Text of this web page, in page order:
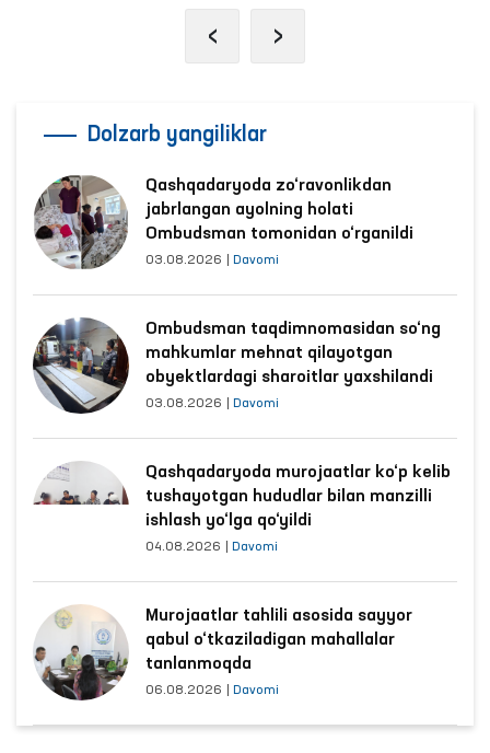
‹ ›
Dolzarb yangiliklar
Qashqadaryoda zo‘ravonlikdan
jabrlangan ayolning holati
Ombudsman tomonidan o‘rganildi
03.08.2026 Davomi
Ombudsman taqdimnomasidan so‘ng
mahkumlar mehnat qilayotgan
obyektlardagi sharoitlar yaxshilandi
03.08.2026 Davomi
Qashqadaryoda murojaatlar ko‘p kelib
tushayotgan hududlar bilan manzilli
ishlash yo‘lga qo‘yildi
04.08.2026 Davomi
Murojaatlar tahlili asosida sayyor
qabul o‘tkaziladigan mahallalar
tanlanmoqda
06.08.2026 Davomi